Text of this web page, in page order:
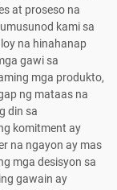
at proseso na
kami sa
na hinahanap
gawi sa
mga produkto,
ng mataas na
din sa
komitment ay
na ngayon ay mas
mga desisyon sa
gawain ay